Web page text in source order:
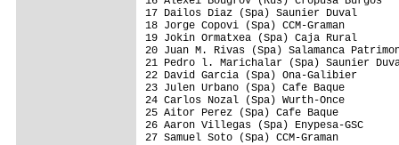
17 Dailos Diaz (Spa) Saunier Duval
18 Jorge Copovi (Spa) CCM-Graman
19 Jokin Ormatxea (Spa) Caja Rural
20 Juan M. Rivas (Spa) Salamanca
21 Pedro l. Marichalar (Spa) Saunier
22 David Garcia (Spa) Ona-Galibier
23 Julen Urbano (Spa) Cafe Baque
24 Carlos Nozal (Spa) Wurth-Once
25 Aitor Perez (Spa) Cafe Baque
26 Aaron Villegas (Spa) Enypesa-GSC
27 Samuel Soto (Spa) CCM-Graman